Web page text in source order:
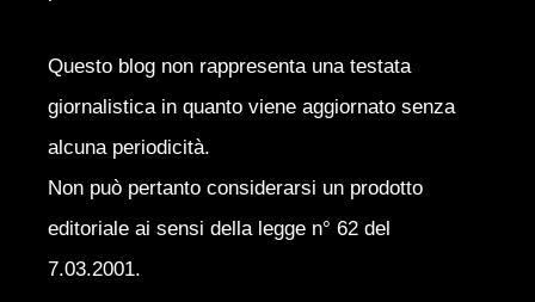
Questo blog non rappresenta una testata
giornalistica in quanto viene aggiornato senza
alcuna periodicità.
Non può pertanto considerarsi un prodotto
editoriale ai sensi della legge n° 62 del
7.03.2001.